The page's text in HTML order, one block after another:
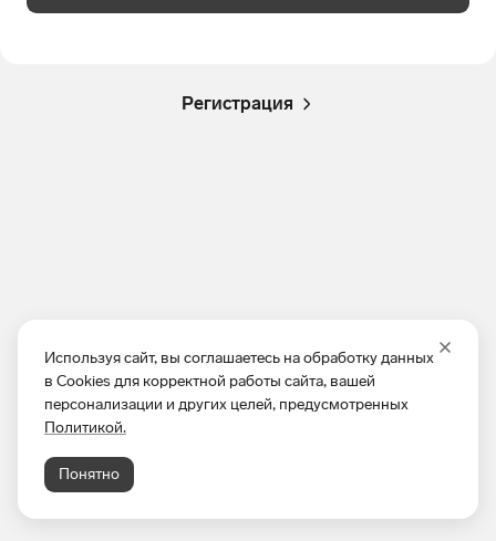
Используя сайт, вы соглашаетесь на обработку данных
в Cookies для корректной работы сайта, вашей
персонализации и других целей, предусмотренных
Политикой.
Понятно
Регистрация